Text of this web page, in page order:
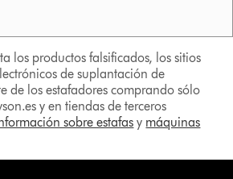
los productos falsificados, los sitios
de suplantación de
de los estafadores comprando sólo
y en tiendas de terceros
sobre estafas y máquinas